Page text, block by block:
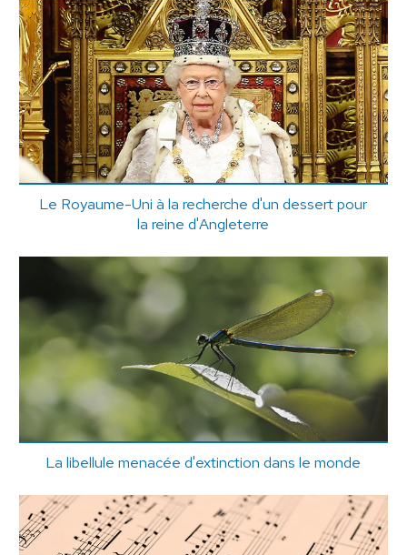
Le Royaume-Uni à la recherche d'un dessert pour
la reine d'Angleterre
La libellule menacée d'extinction dans le monde